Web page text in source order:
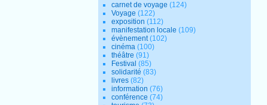
carnet de voyage (124)
Voyage (122)
exposition (112)
manifestation locale (109)
évènement(102)
cinéma (100)
théâtre (91)
Festival (85)
solidarité (83)
livres (82)
information (76)
conférence (74)